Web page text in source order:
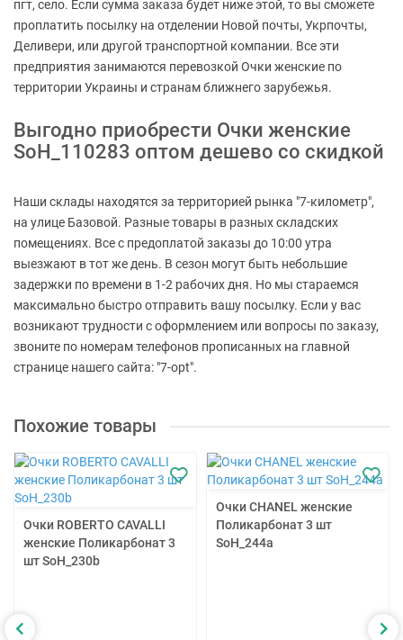
пгт, село. Если сумма заказа будет ниже этой, то вы сможете
проплатить посылку на отделении Новой почты, Укрпочты,
Деливери, или другой транспортной компании. Все эти
предприятия занимаются перевозкой Очки женские по
территории Украины и странам ближнего зарубежья.
Выгодно приобрести Очки женские
SoH_110283 оптом дешево со скидкой
Наши склады находятся за территорией рынка "7-километр",
на улице Базовой. Разные товары в разных складских
помещениях. Все с предоплатой заказы до 10:00 утра
выезжают в тот же день. В сезон могут быть небольшие
задержки по времени в 1-2 рабочих дня. Но мы стараемся
максимально быстро отправить вашу посылку. Если у вас
возникают трудности с оформлением или вопросы по заказу,
звоните по номерам телефонов прописанных на главной
странице нашего сайта: "7-opt".
Похожие товары
Очки ROBERTO CAVALLI
женские Поликарбонат 3
шт SoH_230b
Очки CHANEL женские
Поликарбонат 3 шт
SoH_244a